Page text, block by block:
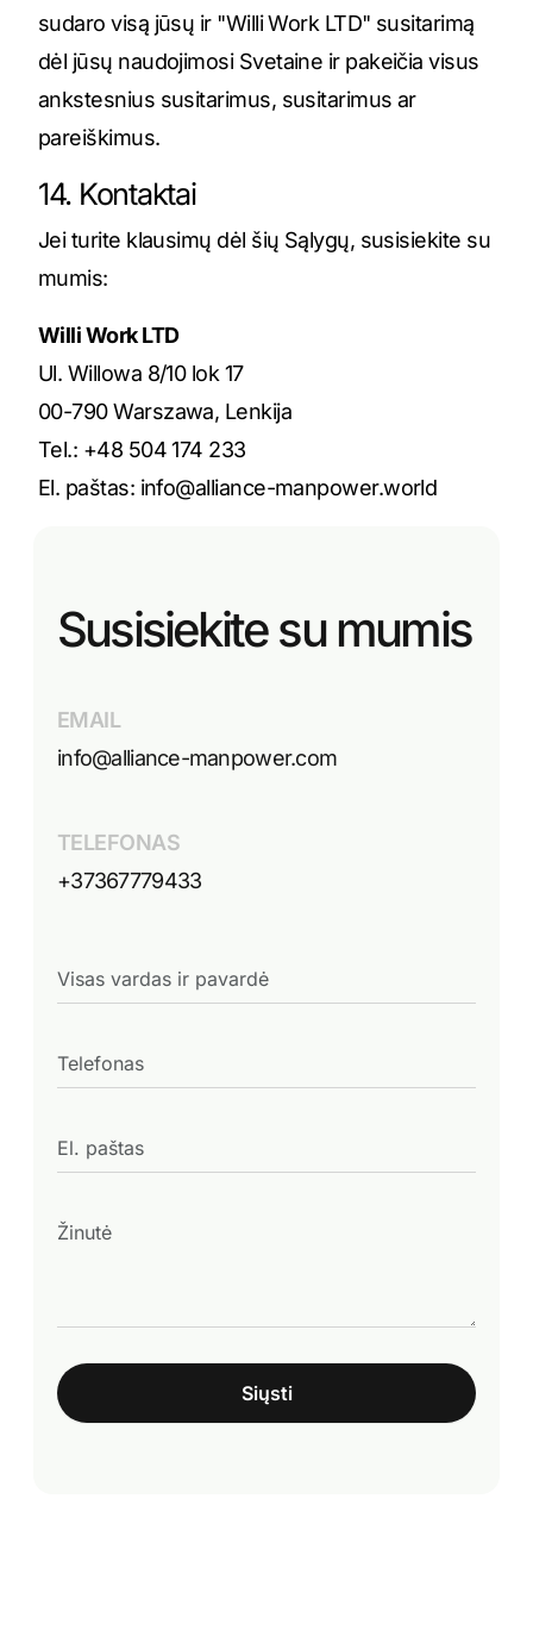
sudaro visą jūsų ir "Willi Work LTD" susitarimą
dėl jūsų naudojimosi Svetaine ir pakeičia visus
ankstesnius susitarimus, susitarimus ar
pareiškimus.
14. Kontaktai
Jei turite klausimų dėl šių Sąlygų, susisiekite su
mumis:
Willi Work LTD
Ul. Willowa 8/10 lok 17
00-790 Warszawa, Lenkija
Tel.: +48 504 174 233
El. paštas: info@alliance-manpower.world
Susisiekite su mumis
EMAIL
info@alliance-manpower.com
TELEFONAS
+37367779433
Siųsti